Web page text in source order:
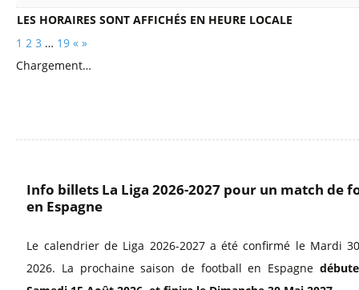
LES HORAIRES SONT AFFICHÉS EN HEURE LOCALE
1 2 3 … 19 « »
Chargement…
Info billets La Liga 2026-2027 pour un match de
en Espagne
Le calendrier de Liga 2026-2027 a été confirmé le Mardi
2026. La prochaine saison de football en Espagne